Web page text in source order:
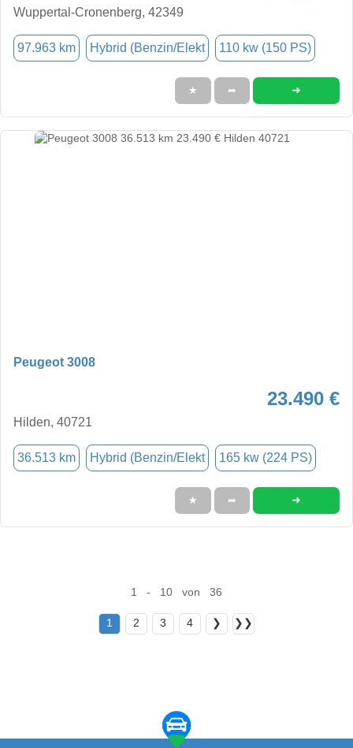
Wuppertal-Cronenberg, 42349
97.963 km Hybrid (Benzin/Elekt 110 kw (150 PS)
★ ➦ ➜
Peugeot 3008
23.490 €
Hilden, 40721
36.513 km Hybrid (Benzin/Elekt 165 kw (224 PS)
★ ➦ ➜
1 - 10 von 36
1 2 3 4 ❯ ❯❯